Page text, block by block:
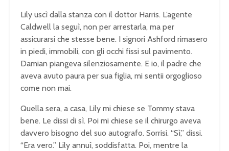
Lily uscì dalla stanza con il dottor Harris. L’agente
Caldwell la seguì, non per arrestarla, ma per
assicurarsi che stesse bene. I signori Ashford rimasero
in piedi, immobili, con gli occhi fissi sul pavimento.
Damian piangeva silenziosamente. E io, il padre che
aveva avuto paura per sua figlia, mi sentii orgoglioso
come non mai.
Quella sera, a casa, Lily mi chiese se Tommy stava
bene. Le dissi di sì. Poi mi chiese se il chirurgo aveva
davvero bisogno del suo autografo. Sorrisi. “Sì,” dissi.
“Era vero.” Lily annuì, soddisfatta. Poi, mentre la